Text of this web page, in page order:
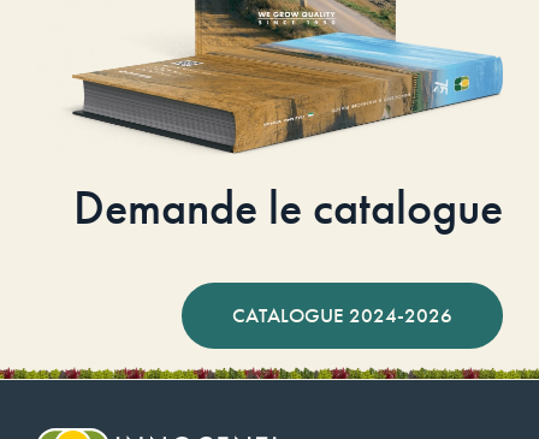
Demande le catalogue
CATALOGUE 2024-2026